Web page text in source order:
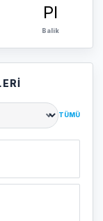
PI
Balik
TÜMÜ